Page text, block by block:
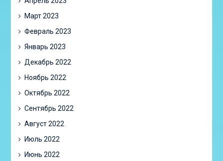
Март 2023
Февраль 2023
Январь 2023
Декабрь 2022
Ноябрь 2022
Октябрь 2022
Сентябрь 2022
Август 2022
Июль 2022
Июнь 2022